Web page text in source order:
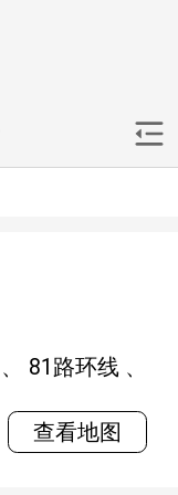
查看地图